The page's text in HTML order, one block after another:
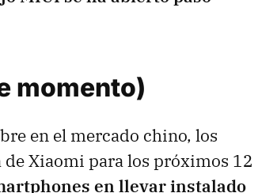
momento)
en el mercado chino, los
Xiaomi para los próximos 12
en llevar instalado